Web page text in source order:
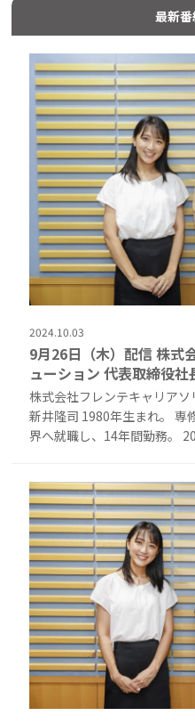
最新
2024.10.03
9月26日（木）配信 株式
ューション 代表取締役社
株式会社フレンテキャリア
新井隆司 1980年生まれ。 専
界へ就職し、14年間勤務。